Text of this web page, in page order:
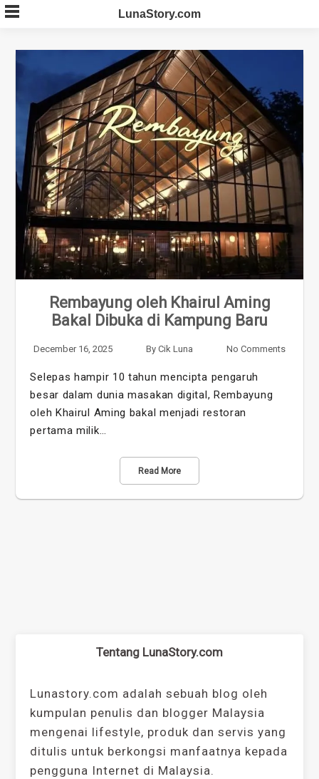
Skip
to
LunaStory.com
Rembayung oleh Khairul Aming
Bakal Dibuka di Kampung Baru
December 16, 2025 By Cik Luna No Comments
Selepas hampir 10 tahun mencipta pengaruh
besar dalam dunia masakan digital, Rembayung
oleh Khairul Aming bakal menjadi restoran
pertama milik…
Read More
Tentang LunaStory.com
Lunastory.com adalah sebuah blog oleh
kumpulan penulis dan blogger Malaysia
mengenai lifestyle, produk dan servis yang
ditulis untuk berkongsi manfaatnya kepada
pengguna Internet di Malaysia.